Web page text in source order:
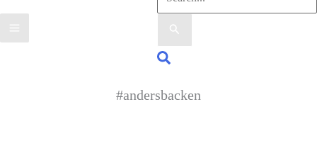
nach:
Suchen
#andersbacken